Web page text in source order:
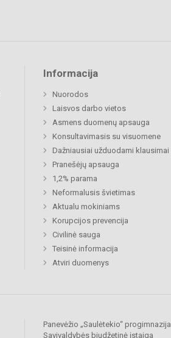
Informacija
Nuorodos
Laisvos darbo vietos
Asmens duomenų apsauga
Konsultavimasis su visuomene
Dažniausiai užduodami klausimai
Pranešėjų apsauga
1,2% parama
Neformalusis švietimas
Aktualu mokiniams
Korupcijos prevencija
Civilinė sauga
Teisinė informacija
Atviri duomenys
Panevėžio „Saulėtekio“ progimnazija
Savivaldybės biudžetinė įstaiga